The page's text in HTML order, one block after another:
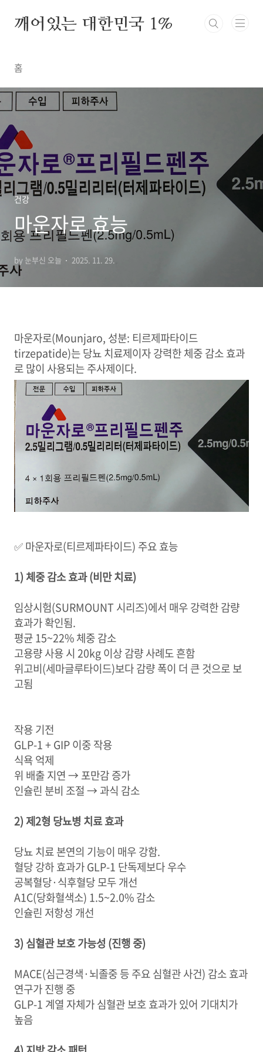
깨어있는 대한민국 1%
홈
건강
마운자로 효능
by 눈부신 오늘 2025. 11. 29.
마운자로(Mounjaro, 성분: 티르제파타이드
tirzepatide)는 당뇨 치료제이자 강력한 체중 감소 효과
로 많이 사용되는 주사제이다.
✅ 마운자로(티르제파타이드) 주요 효능
1) 체중 감소 효과 (비만 치료)
임상시험(SURMOUNT 시리즈)에서 매우 강력한 감량
효과가 확인됨.
평균 15~22% 체중 감소
고용량 사용 시 20kg 이상 감량 사례도 흔함
위고비(세마글루타이드)보다 감량 폭이 더 큰 것으로 보
고됨
작용 기전
GLP-1 + GIP 이중 작용
식욕 억제
위 배출 지연 → 포만감 증가
인슐린 분비 조절 → 과식 감소
2) 제2형 당뇨병 치료 효과
당뇨 치료 본연의 기능이 매우 강함.
혈당 강하 효과가 GLP-1 단독제보다 우수
공복혈당·식후혈당 모두 개선
A1C(당화혈색소) 1.5~2.0% 감소
인슐린 저항성 개선
3) 심혈관 보호 가능성 (진행 중)
MACE(심근경색·뇌졸중 등 주요 심혈관 사건) 감소 효과
연구가 진행 중
GLP-1 계열 자체가 심혈관 보호 효과가 있어 기대치가
높음